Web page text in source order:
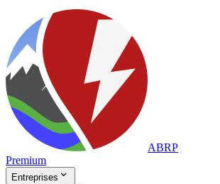
ABRP
Premium
Entreprises 